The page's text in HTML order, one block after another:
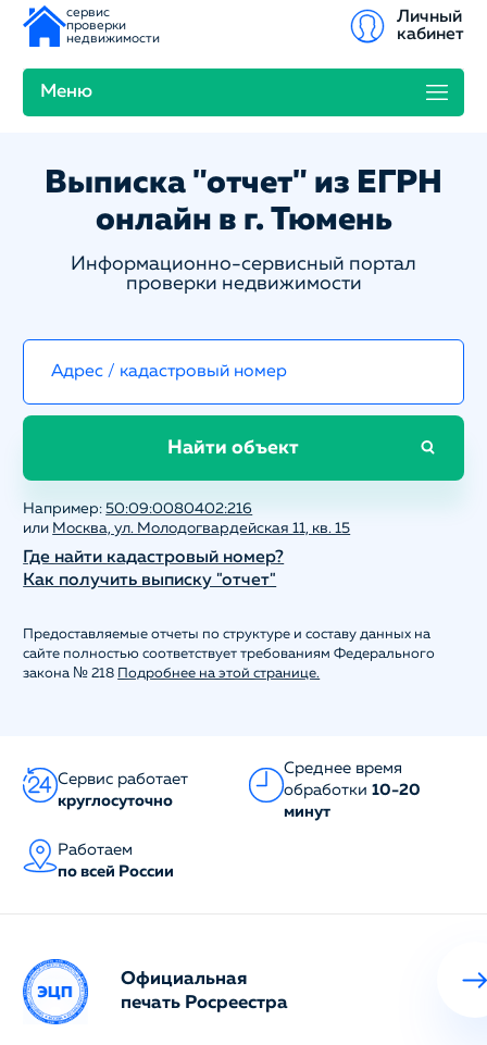
сервис
проверки
недвижимости
Меню
Личный
кабинет
Выписка "отчет" из ЕГРН
онлайн в г. Тюмень
Информационно-сервисный портал
проверки недвижимости
Найти объект
Например:50:09:0080402:216
или Москва, ул. Молодогвардейская 11, кв. 15
Где найти кадастровый номер?
Как получить выписку "отчет"
Предоставляемые отчеты по структуре и составу данных на
сайте полностью соответствует требованиям Федерального
закона № 218 Подробнее на этой странице.
Сервис работает
круглосуточно
Среднее время
обработки 10-20
минут
Работаем
по всей России
Официальная
печать Росреестра